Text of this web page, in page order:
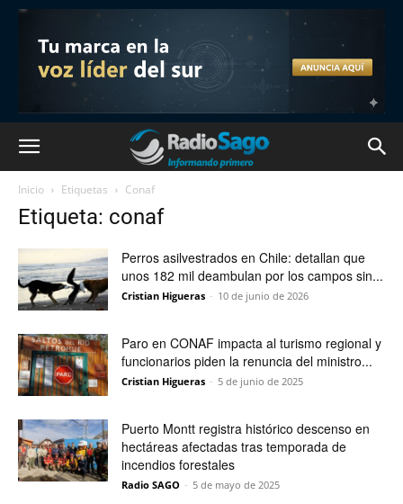
Inicio Etiquetas Conaf
Etiqueta: conaf
Perros asilvestrados en Chile: detallan que
unos 182 mil deambulan por los campos sin...
Cristian Higueras - 10 de junio de 2026
Paro en CONAF impacta al turismo regional y
funcionarios piden la renuncia del ministro...
Cristian Higueras - 5 de junio de 2025
Puerto Montt registra histórico descenso en
hectáreas afectadas tras temporada de
incendios forestales
Radio SAGO - 5 de mayo de 2025